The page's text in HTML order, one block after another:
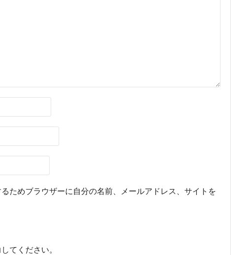
ためブラウザーに自分の名前、メールアドレス、サイトを
てください。